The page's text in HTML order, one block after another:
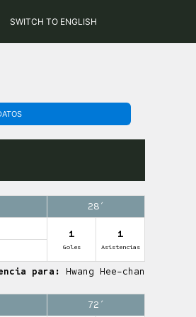
SWITCH TO ENGLISH
28′
1
Goles
1
Asistencias
para: Hwang Hee-chan
72′